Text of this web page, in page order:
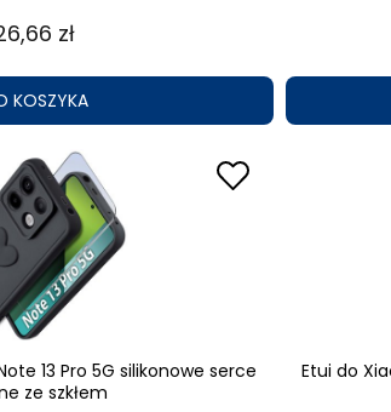
zł
KOSZYKA
13 Pro 5G silikonowe serce
ze szkłem
Etui do